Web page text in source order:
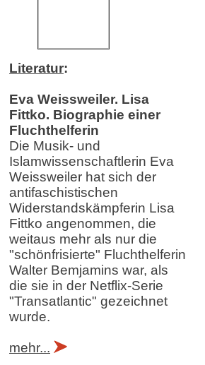
Literatur:
Eva Weissweiler. Lisa
Fittko. Biographie einer
Fluchthelferin
Die Musik- und
Islamwissenschaftlerin Eva
Weissweiler hat sich der
antifaschistischen
Widerstandskämpferin Lisa
Fittko angenommen, die
weitaus mehr als nur die
"schönfrisierte" Fluchthelferin
Walter Bemjamins war, als
die sie in der Netflix-Serie
"Transatlantic" gezeichnet
wurde.
mehr...